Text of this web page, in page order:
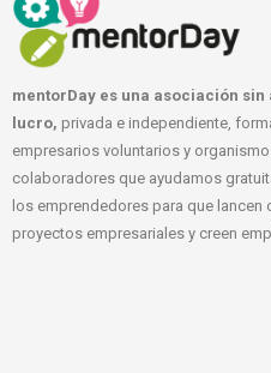
mentorDay es una asociación sin
lucro, privada e independiente,
empresarios voluntarios y
colaboradores que ayudamos
los emprendedores para que lancen
proyectos empresariales y creen